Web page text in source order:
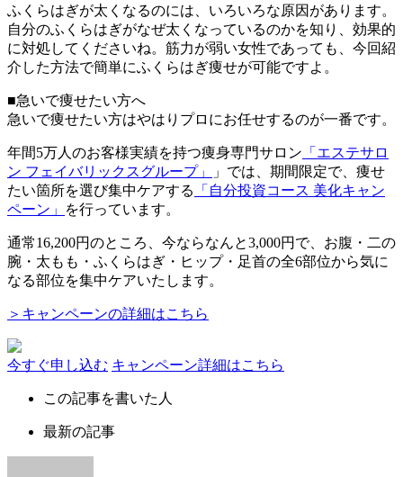
ふくらはぎが太くなるのには、いろいろな原因があります。
自分のふくらはぎがなぜ太くなっているのかを知り、効果的
に対処してくださいね。筋力が弱い女性であっても、今回紹
介した方法で簡単にふくらはぎ痩せが可能ですよ。
■急いで痩せたい方へ
急いで痩せたい方はやはりプロにお任せするのが一番です。
年間5万人のお客様実績を持つ痩身専門サロン 「エステサロ
ン フェイバリックスグループ」
」では、期間限定で、痩せ
たい箇所を選び集中ケアする
「自分投資コース 美化キャン
ペーン」
を行っています。
通常16,200円のところ、今ならなんと3,000円 で、お腹・二の
腕・太もも・ふくらはぎ・ヒップ・足首の全6部位から気に
なる部位を集中ケアいたします。
＞キャンペーンの詳細はこちら
今すぐ申し込む キャンペーン詳細はこちら
この記事を書いた人
最新の記事